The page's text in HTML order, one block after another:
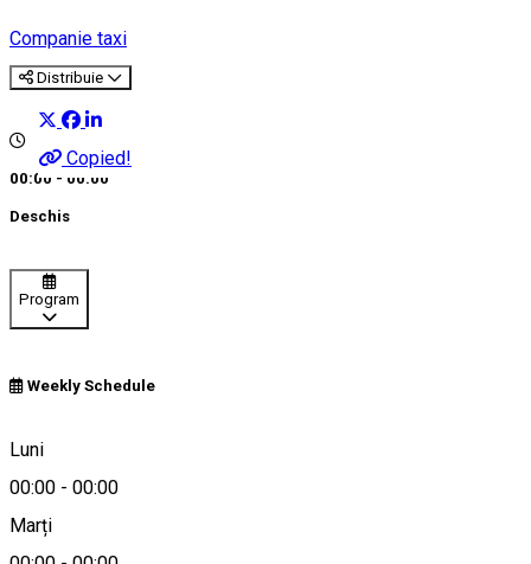
Companie taxi
Distribuie
Copied!
00:00 - 00:00
Deschis
Program
Weekly Schedule
Luni
00:00 - 00:00
Marți
+40758988222
Despre